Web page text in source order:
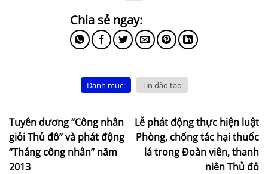
Danh mục: Tin đào tạo
Tuyên dương “Công nhân
giỏi Thủ đô” và phát động
“Tháng công nhân” năm
2013
Lễ phát động thực hiện luật
Phòng, chống tác hại thuốc
lá trong Đoàn viên, thanh
niên Thủ đô